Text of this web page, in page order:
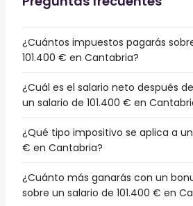
¿Cuántos impuestos pagarás
101.400 € en Cantabria?
¿Cuál es el salario neto después
un salario de 101.400 € en
¿Qué tipo impositivo se aplica a un
€ en Cantabria?
¿Cuánto más ganarás con un
sobre un salario de 101.400 € en